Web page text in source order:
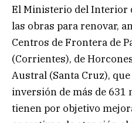
El Ministerio del Interior
las obras para renovar,
Centros de Frontera de
(Corrientes), de
Austral (Santa Cruz),
inversión de más de 631
tienen por objetivo